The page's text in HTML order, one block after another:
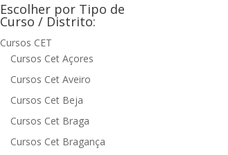
Escolher por Tipo de
Curso / Distrito:
Cursos CET
Cursos Cet Açores
Cursos Cet Aveiro
Cursos Cet Beja
Cursos Cet Braga
Cursos Cet Bragança